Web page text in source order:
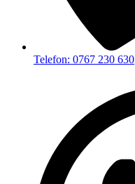
Telefon: 0767 230 630